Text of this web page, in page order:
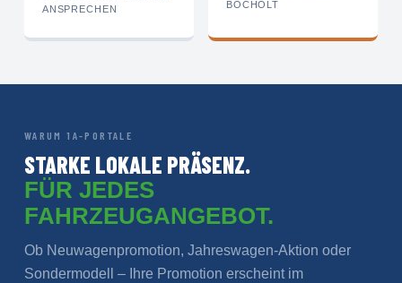
ANSPRECHEN
BOCHOLT
WARUM 1A-PORTALE
STARKE LOKALE PRÄSENZ.
FÜR JEDES
FAHRZEUGANGEBOT.
Ob Neuwagenpromotion, Jahreswagen-Aktion oder
Sondermodell – Ihre Promotion erscheint im